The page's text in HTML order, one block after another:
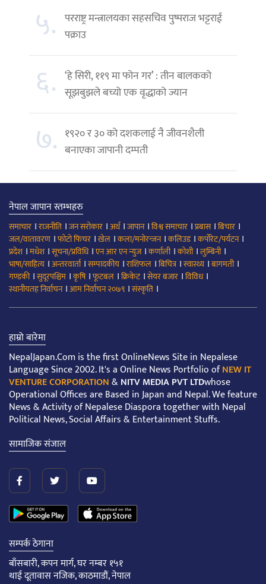
५. परराष्ट्र मन्त्रालयका सहसचिव पुष्पराज भट्टराई
पक्राउ
६. ‘हे सिरी, ११९ मा फोन गर’ : तीन बालकको
सूझबुझले बच्यो एक वृद्धाको ज्यान
७. १९२० र ३० को दशकलाई नै जीवनशैली
बनाएका जापानी दम्पती
नेपाल जापान स्तम्भहरु
समाचार ।राजनीति ।जन सरोकार ।अर्थ।जापान।विश्व समाचार ।प्रबास।बिचार ।
जल/वातावरण ।फोटो फिचर ।खेल ।कला/मनोरन्जन।कलिउड।कर्पोरेट/पर्यटन।
प्रदेश।मधेश।सूचना/प्रविधि।एन आर एन न्युज।कर्णाली।कोशी।लुम्बिनी।
भाषा/साहित्य ।अन्तरवार्ता।सम्पादकीय ।राशिफल ।बिचित्र।स्वास्थ्य ।बागमती।
गण्डकी।सुदूरपश्चिम ।कृषि।फूटबल ।क्रिकेट।सेयर बजार ।विविध।
स्थानीयतह निर्वाचन।आम निर्वाचन २०७९ ।संस्कृति ।
हाम्रो बारेमा
NepalJapan.Com is the first OnlineNews Site in Nepalese
Language Since 2002. It's a Online News Portfolio ofNEW IT
VENTURE CORPORATION&NITV MEDIA PVT LTDwhose
Operational Offices are Based in Japan and Nepal. We feature
News & Activity of Nepalese Diaspora together with Nepal
Political News, Social Affairs & Entertainment Stuffs.
सामाजिक संजाल
सम्पर्क ठेगाना
बाँसबारी, कपन मार्ग, घर नम्बर १५१
थाई दूतावास नजिक, काठमाडौं, नेपाल